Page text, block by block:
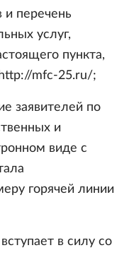
и перечень
услуг,
пункта,
mfc-25.ru/;
заявителей по
и
виде с
горячей линии
в силу со